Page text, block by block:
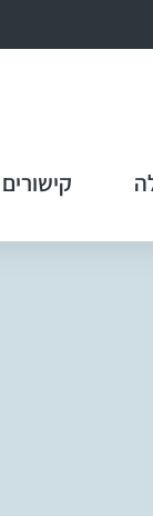
קישורים